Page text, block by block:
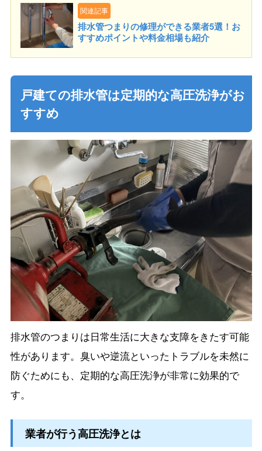
関連記事
排水管つまりの修理ができる業者5選！お
すすめポイントや料金相場も紹介
戸建ての排水管は定期的な高圧洗浄がお
すすめ
排水管のつまりは日常生活に大きな支障をきたす可能
性があります。臭いや逆流といったトラブルを未然に
防ぐためにも、定期的な高圧洗浄が非常に効果的で
す。
業者が行う高圧洗浄とは